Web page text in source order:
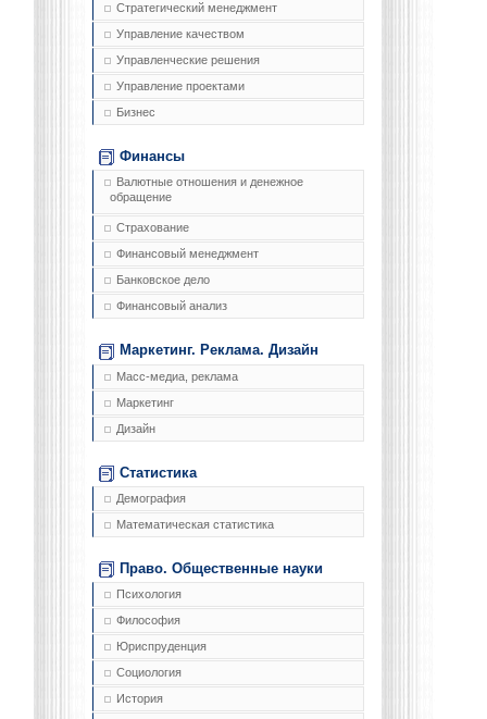
Стратегический менеджмент
Управление качеством
Управленческие решения
Управление проектами
Бизнес
Финансы
Валютные отношения и денежное
обращение
Страхование
Финансовый менеджмент
Банковское дело
Финансовый анализ
Маркетинг. Реклама. Дизайн
Масс-медиа, реклама
Маркетинг
Дизайн
Статистика
Демография
Математическая статистика
Право. Общественные науки
Психология
Философия
Юриспруденция
Социология
История